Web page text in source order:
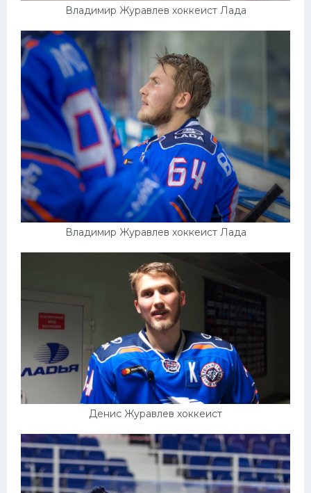
Владимир Журавлев хоккеист Лада
Владимир Журавлев хоккеист Лада
Денис Журавлев хоккеист